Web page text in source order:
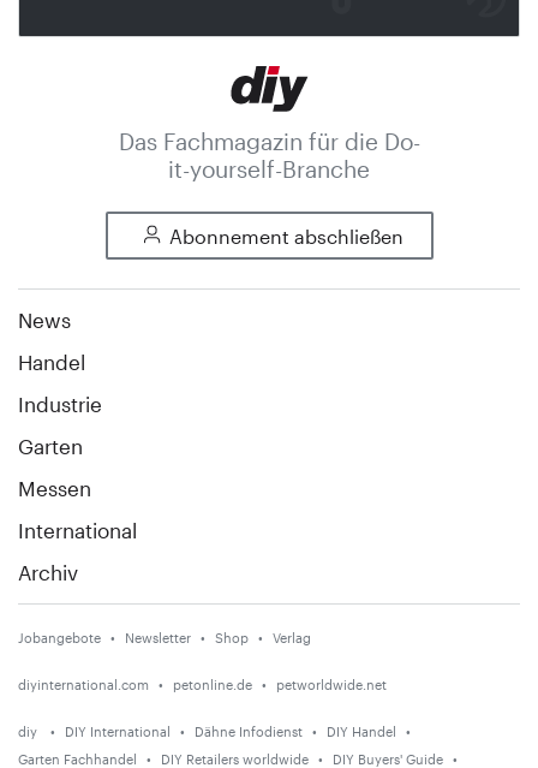
Das Fachmagazin für die Do-
it-yourself-Branche
Abonnement abschließen
News
Handel
Industrie
Garten
Messen
International
Archiv
Jobangebote Newsletter Shop Verlag
diyinternational.com petonline.de petworldwide.net
diy DIY International Dähne Infodienst
DIY Handel
Garten Fachhandel
DIY Retailers worldwide DIY Buyers' Guide